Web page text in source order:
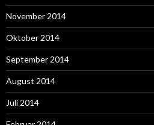
November 2014
Oktober 2014
September 2014
August 2014
Juli 2014